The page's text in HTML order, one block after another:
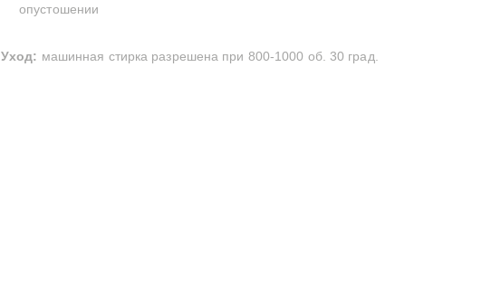
опустошении
Уход: машинная стирка разрешена при 800-1000 об. 30 град.